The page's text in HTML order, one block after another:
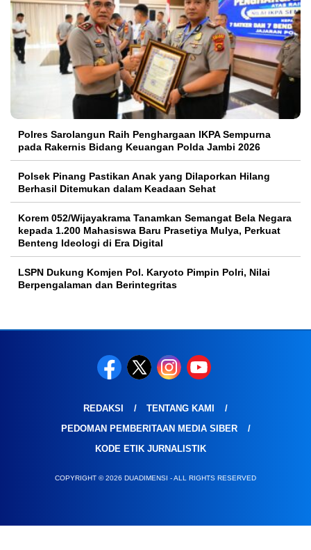
Polres Sarolangun Raih Penghargaan IKPA Sempurna
pada Rakernis Bidang Keuangan Polda Jambi 2026
Polsek Pinang Pastikan Anak yang Dilaporkan Hilang
Berhasil Ditemukan dalam Keadaan Sehat
Korem 052/Wijayakrama Tanamkan Semangat Bela Negara
kepada 1.200 Mahasiswa Baru Prasetiya Mulya, Perkuat
Benteng Ideologi di Era Digital
LSPN Dukung Komjen Pol. Karyoto Pimpin Polri, Nilai
Berpengalaman dan Berintegritas
REDAKSI
TENTANG KAMI
PEDOMAN PEMBERITAAN MEDIA SIBER
KODE ETIK JURNALISTIK
COPYRIGHT © 2026 DUADIMENSI - ALL RIGHTS RESERVED